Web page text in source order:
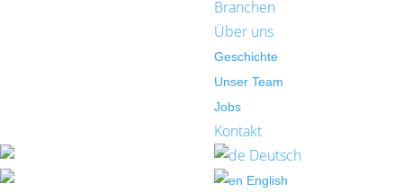
Branchen
Über uns
Geschichte
Unser Team
Jobs
Kontakt
Deutsch
English